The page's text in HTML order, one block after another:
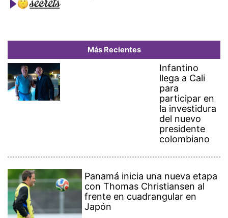
Más Recientes
Infantino
llega a Cali
para
participar en
la investidura
del nuevo
presidente
colombiano
Panamá inicia una nueva etapa
con Thomas Christiansen al
frente en cuadrangular en
Japón